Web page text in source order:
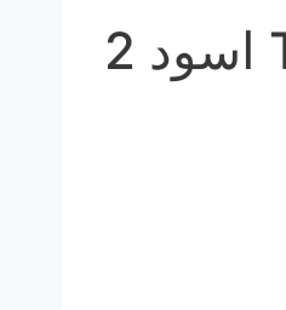
توستر ميانتا TO21409B اسود 2